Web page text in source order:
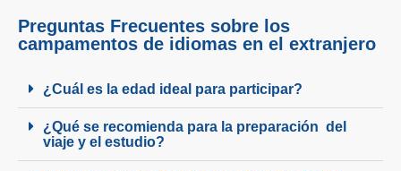
Preguntas Frecuentes sobre los
campamentos de idiomas en el extranjero
¿Cuál es la edad ideal para participar?
¿Qué se recomienda para la preparación del
viaje y el estudio?